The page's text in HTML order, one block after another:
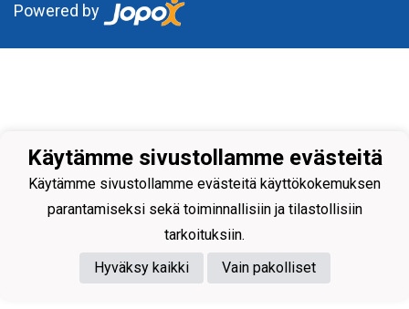
Powered by
Käytämme sivustollamme evästeitä
Käytämme sivustollamme evästeitä käyttökokemuksen
parantamiseksi sekä toiminnallisiin ja tilastollisiin
tarkoituksiin.
Hyväksy kaikki
Vain pakolliset